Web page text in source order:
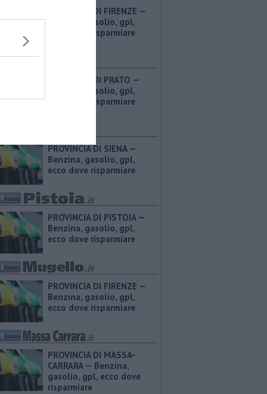
PROVINCIA DI FIRENZE — ​
Benzina, gasolio, gpl,
ecco dove risparmiare
PROVINCIA DI PRATO — ​
Benzina, gasolio, gpl,
ecco dove risparmiare
PROVINCIA DI SIENA — ​
Benzina, gasolio, gpl,
ecco dove risparmiare
PROVINCIA DI PISTOIA — ​
Benzina, gasolio, gpl,
ecco dove risparmiare
PROVINCIA DI FIRENZE — ​
Benzina, gasolio, gpl,
ecco dove risparmiare
PROVINCIA DI MASSA-
CARRARA — ​Benzina,
gasolio, gpl, ecco dove
risparmiare